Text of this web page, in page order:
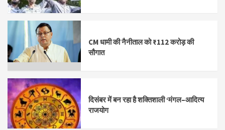
CM धामी की नैनीताल को ₹112 करोड़ की
सौगात
दिसंबर में बन रहा है शक्तिशाली ‘मंगल–आदित्य
राजयोग